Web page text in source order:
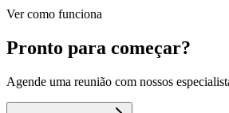
Ver como funciona
Pronto para começar?
Agende uma reunião com nossos